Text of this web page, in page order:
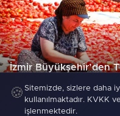
İzmir Büyükşehir’den
125
🍪 Sitemizde, sizlere daha
kullanılmaktadır. KVKK
işlenmektedir.